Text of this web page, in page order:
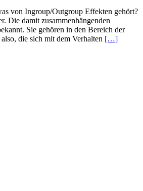
von Ingroup/Outgroup Effekten gehört?
Die damit zusammenhängenden
Sie gehören in den Bereich der
die sich mit dem Verhalten […]